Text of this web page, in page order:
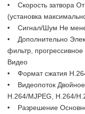
• Скорость затвора От
(установка
• Сигнал/Шум Не
• Дополнительно
фильтр,
Видео
• Формат сжатия
• Видеопоток Двойное
Н.264/MJPEG, H.264/
• Разрешение